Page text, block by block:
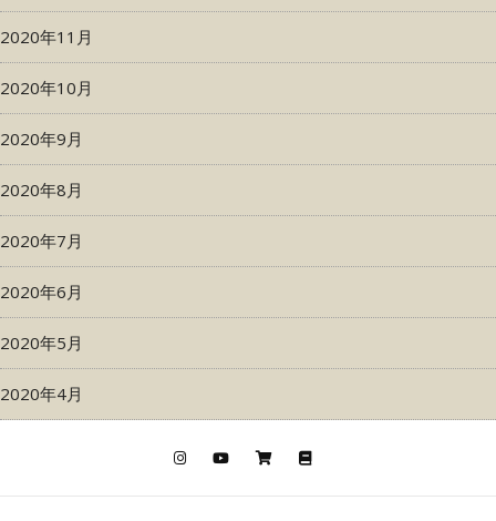
2020年11月
2020年10月
2020年9月
2020年8月
2020年7月
2020年6月
2020年5月
2020年4月